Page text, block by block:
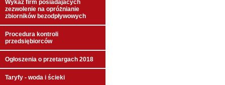
Wykaz firm posiadajacych
zezwolenie na opróżnianie
zbiorników bezodpływowych
Procedura kontroli
przedsiębiorców
Ogłoszenia o przetargach 2018
Taryfy - woda i ścieki